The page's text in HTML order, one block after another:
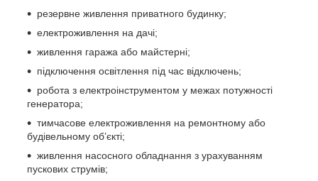
резервне живлення приватного будинку;
електроживлення на дачі;
живлення гаража або майстерні;
підключення освітлення під час відключень;
робота з електроінструментом у межах потужності
генератора;
тимчасове електроживлення на ремонтному або
будівельному об’єкті;
живлення насосного обладнання з урахуванням
пускових струмів;